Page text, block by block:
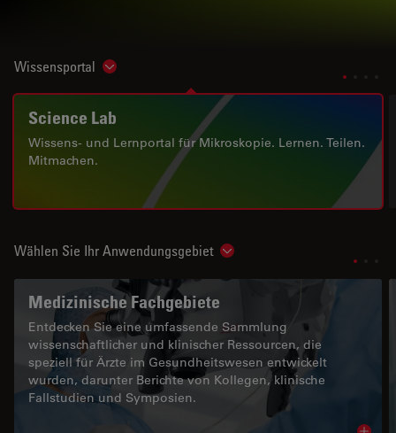
Wissensportal Show subnavigation
Science Lab
Wissens- und Lernportal für Mikroskopie. Lernen. Teilen.
Mitmachen.
Wählen Sie Ihr Anwendungsgebiet Show subnavigation
Medizinische Fachgebiete
Entdecken Sie eine umfassende Sammlung
wissenschaftlicher und klinischer Ressourcen, die
speziell für Ärzte im Gesundheitswesen entwickelt
wurden, darunter Berichte von Kollegen, klinische
Fallstudien und Symposien.